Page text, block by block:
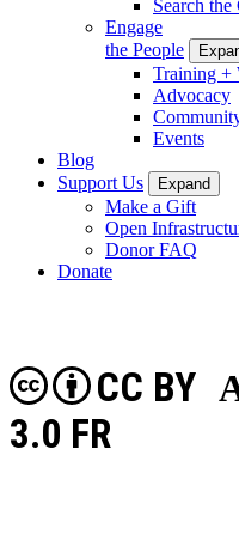
Search
Engage
the People
Training +
Advocacy
Events
Blog
Support Us
Expand
Make a Gift
Open
Donor FAQ
Donate
CC BY
3.0 FR